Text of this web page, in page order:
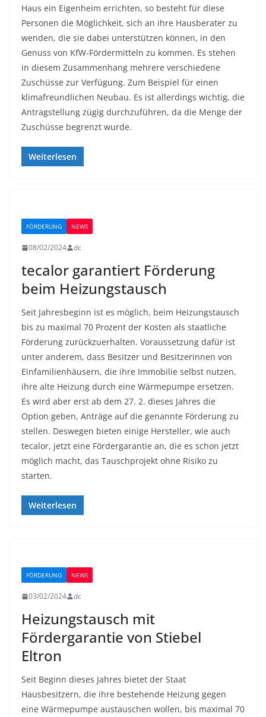
Haus ein Eigenheim errichten, so besteht für diese
Personen die Möglichkeit, sich an ihre Hausberater zu
wenden, die sie dabei unterstützen können, in den
Genuss von KfW-Fördermitteln zu kommen. Es stehen
in diesem Zusammenhang mehrere verschiedene
Zuschüsse zur Verfügung. Zum Beispiel für einen
klimafreundlichen Neubau. Es ist allerdings wichtig, die
Antragstellung zügig durchzuführen, da die Menge der
Zuschüsse begrenzt wurde.
Weiterlesen
FÖRDERUNG NEWS
08/02/2024 dc
tecalor garantiert Förderung
beim Heizungstausch
Seit Jahresbeginn ist es möglich, beim Heizungstausch
bis zu maximal 70 Prozent der Kosten als staatliche
Förderung zurückzuerhalten. Voraussetzung dafür ist
unter anderem, dass Besitzer und Besitzerinnen von
Einfamilienhäusern, die ihre Immobilie selbst nutzen,
ihre alte Heizung durch eine Wärmepumpe ersetzen.
Es wird aber erst ab dem 27. 2. dieses Jahres die
Option geben, Anträge auf die genannte Förderung zu
stellen. Deswegen bieten einige Hersteller, wie auch
tecalor, jetzt eine Fördergarantie an, die es schon jetzt
möglich macht, das Tauschprojekt ohne Risiko zu
starten.
Weiterlesen
FÖRDERUNG NEWS
03/02/2024 dc
Heizungstausch mit
Fördergarantie von Stiebel
Eltron
Seit Beginn dieses Jahres bietet der Staat
Hausbesitzern, die ihre bestehende Heizung gegen
eine Wärmepumpe austauschen wollen, bis maximal 70